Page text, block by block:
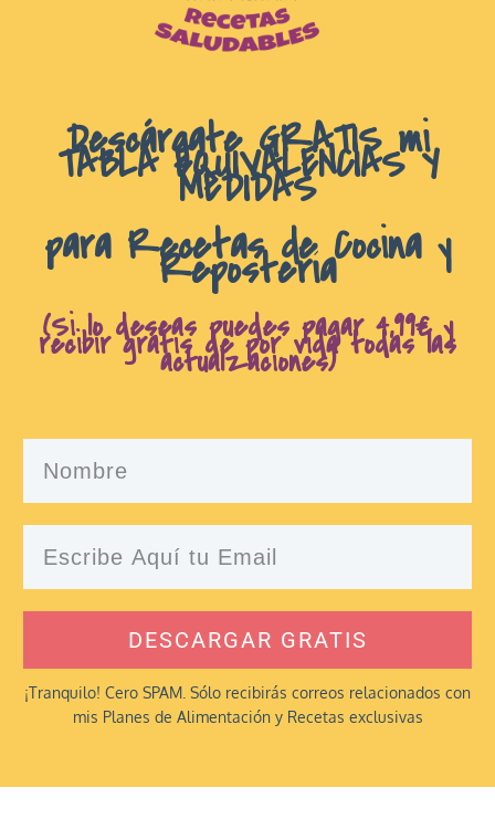
Descárgate GRATIS mi
TABLA EQUIVALENCIAS Y
MEDIDAS
para Recetas de Cocina y
Repostería
(Si lo deseas puedes pagar 4,99€ y
recibir gratis de por vida todas las
actualzaciones)
DESCARGAR GRATIS
¡Tranquilo! Cero SPAM. Sólo recibirás correos relacionados con
mis Planes de Alimentación y Recetas exclusivas